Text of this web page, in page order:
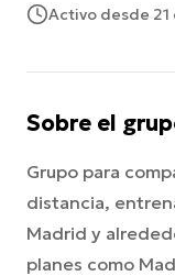
Activo desde
Sobre el
Grupo para
distancia,
Madrid y
planes como